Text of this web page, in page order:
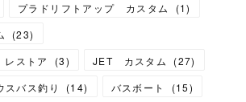
プラドリフトアップ カスタム (1)
(23)
ストア
(3) JET カスタム (27)
スバス釣り
(14) バスボート (15)